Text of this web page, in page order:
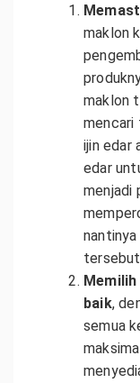
maklon
maklon
mencari
ijin edar
edar
menjadi
Memilih
baik,
semua